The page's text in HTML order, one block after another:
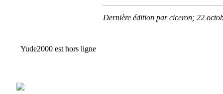
Dernière édition par ciceron; 22
Yude2000 est hors ligne